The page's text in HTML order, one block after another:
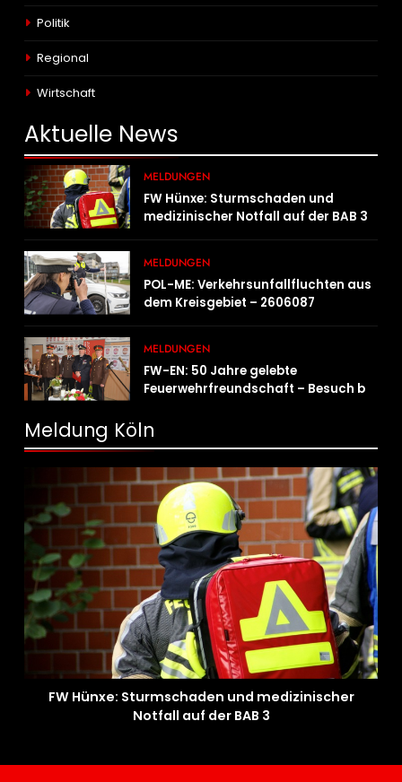
Politik
Regional
Wirtschaft
Aktuelle News
MELDUNGEN
FW Hünxe: Sturmschaden und
medizinischer Notfall auf der BAB 3
MELDUNGEN
POL-ME: Verkehrsunfallfluchten aus
dem Kreisgebiet – 2606087
MELDUNGEN
FW-EN: 50 Jahre gelebte
Feuerwehrfreundschaft – Besuch bei
Österreich
Meldung Köln
FW Hünxe: Sturmschaden und medizinischer
Notfall auf der BAB 3